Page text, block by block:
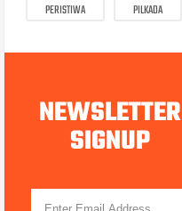
PERISTIWA
PILKADA
NEWSLETTER
SIGNUP